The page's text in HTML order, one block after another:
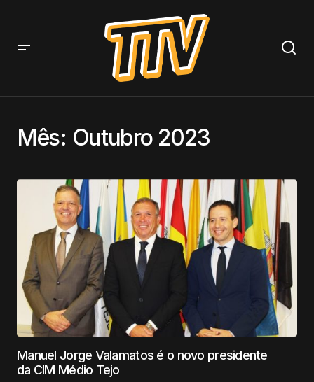
Mês: Outubro 2023
Manuel Jorge Valamatos é o novo presidente
da CIM Médio Tejo